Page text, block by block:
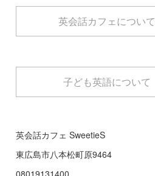
英会話カフェについて
子ども英語について
英会話カフェ SweetieS
東広島市八本松町原9464
08019131400